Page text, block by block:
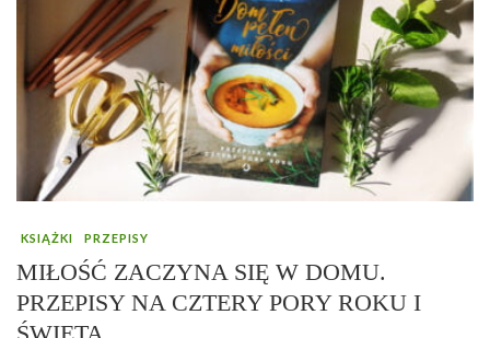
KSIĄŻKI PRZEPISY
MIŁOŚĆ ZACZYNA SIĘ W DOMU.
PRZEPISY NA CZTERY PORY ROKU I